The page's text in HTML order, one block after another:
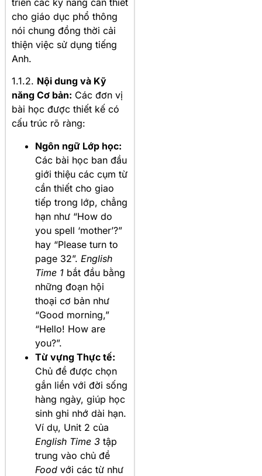
triển các kỹ năng cần thiết
cho giáo dục phổ thông
nói chung đồng thời cải
thiện việc sử dụng tiếng
Anh.
1.1.2. Nội dung và Kỹ
năng Cơ bản: Các đơn vị
bài học được thiết kế có
cấu trúc rõ ràng:
Ngôn ngữ Lớp học:
Các bài học ban đầu
giới thiệu các cụm từ
cần thiết cho giao
tiếp trong lớp, chẳng
hạn như “How do
you spell ‘mother’?”
hay “Please turn to
page 32”. English
Time 1 bắt đầu bằng
những đoạn hội
thoại cơ bản như
“Good morning,”
“Hello! How are
you?”.
Từ vựng Thực tế:
Chủ đề được chọn
gắn liền với đời sống
hàng ngày, giúp học
sinh ghi nhớ dài hạn.
Ví dụ, Unit 2 của
English Time 3 tập
trung vào chủ đề
Food với các từ như